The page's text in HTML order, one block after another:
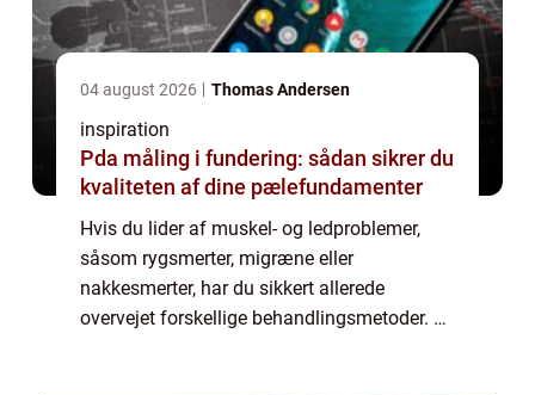
04 august 2026 Thomas Andersen
inspiration
Pda måling i fundering: sådan sikrer du
kvaliteten af dine pælefundamenter
Hvis du lider af muskel- og ledproblemer,
såsom rygsmerter, migræne eller
nakkesmerter, har du sikkert allerede
overvejet forskellige behandlingsmetoder. En